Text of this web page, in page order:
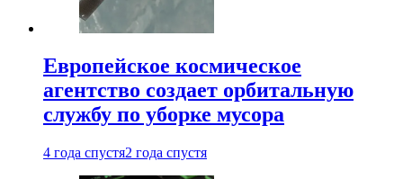
Европейское космическое
агентство создает орбитальную
службу по уборке мусора
4 года спустя2 года спустя